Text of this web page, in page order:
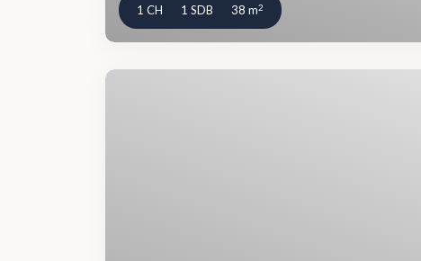
1 CH 1 SDB 38 m2